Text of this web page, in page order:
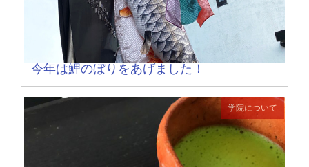
今年は鯉のぼりをあげました！
学院について